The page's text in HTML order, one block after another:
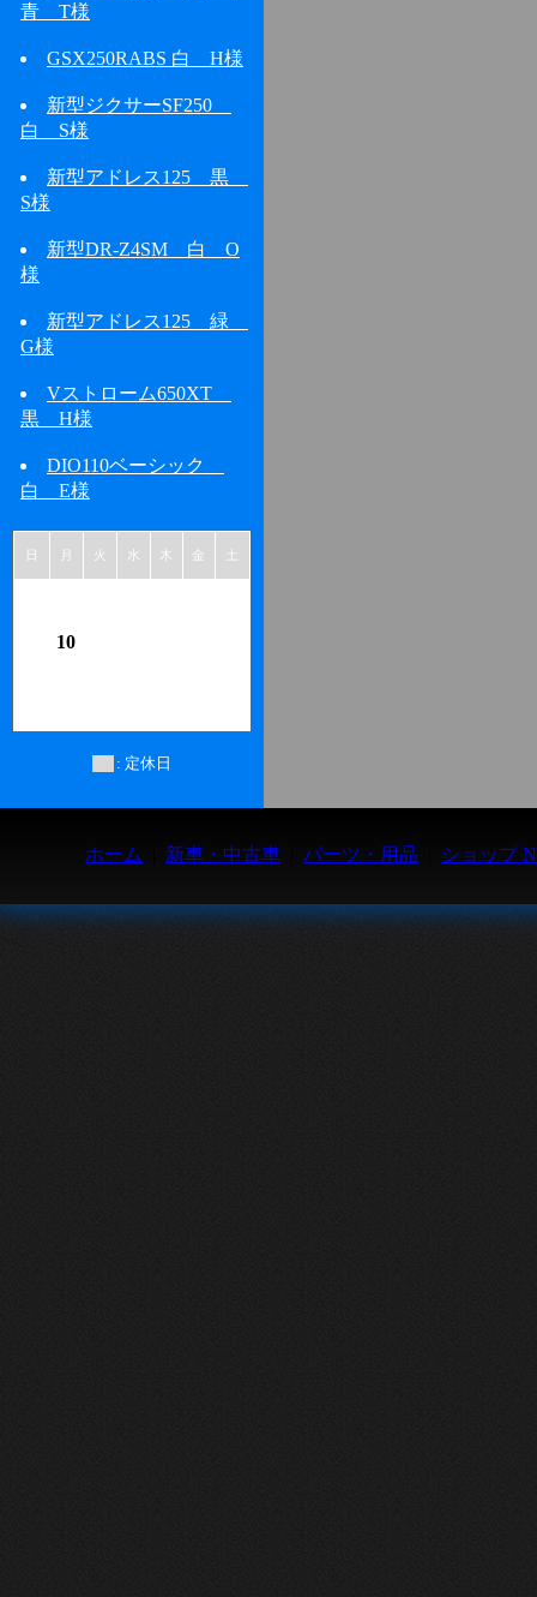
青 T様
GSX250RABS 白 H様
新型ジクサーSF250
白 S様
新型アドレス125 黒
S様
新型DR-Z4SM 白 O
様
新型アドレス125 緑
G様
Vストローム650XT
黒 H様
DIO110ベーシック
白 E様
日 月 火 水 木 金
10
: 定休日
ホーム 新車・中古車 パーツ・用品 ショップ